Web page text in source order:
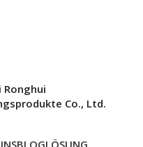
Ronghui
Co., Ltd.
BLOGLÖSUNG